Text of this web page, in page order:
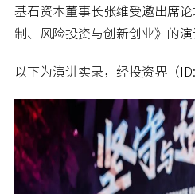
基石资本董事长张维受邀出席
制、风险投资与创新创业》的演
以下为演讲实录，经投资界（